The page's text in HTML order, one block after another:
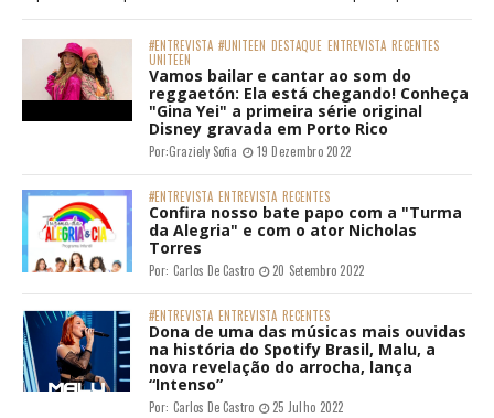
#ENTREVISTA #UNITEEN DESTAQUE ENTREVISTA RECENTES
UNITEEN
Vamos bailar e cantar ao som do
reggaetón: Ela está chegando! Conheça
"Gina Yei" a primeira série original
Disney gravada em Porto Rico
Por:Graziely Sofia 19 Dezembro 2022
#ENTREVISTA ENTREVISTA RECENTES
Confira nosso bate papo com a "Turma
da Alegria" e com o ator Nicholas
Torres
Por: Carlos De Castro 20 Setembro 2022
#ENTREVISTA ENTREVISTA RECENTES
Dona de uma das músicas mais ouvidas
na história do Spotify Brasil, Malu, a
nova revelação do arrocha, lança
“Intenso”
Por: Carlos De Castro 25 Julho 2022